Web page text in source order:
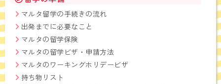
マルタ留学の手続きの流れ
出発までに必要なこと
マルタの留学保険
マルタの留学ビザ・申請方法
マルタのワーキングホリデービザ
持ち物リスト